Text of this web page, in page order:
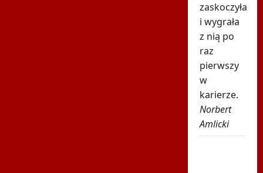
zaskoczyła
i wygrała
z nią po
raz
pierwszy
w
karierze.
Norbert
Amlicki